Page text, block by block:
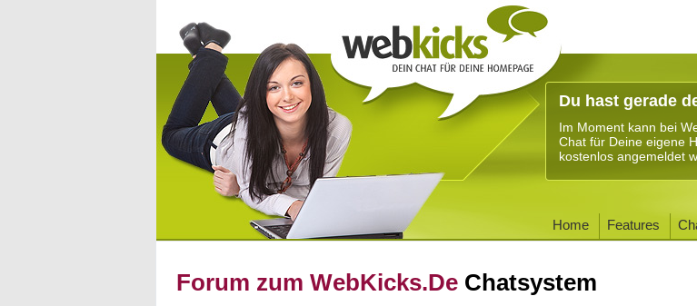
Du hast gerade
Im Moment kann bei
Chat für Deine eigene
kostenlos angemeldet
Home Features
Forum zum WebKicks.De Chatsystem